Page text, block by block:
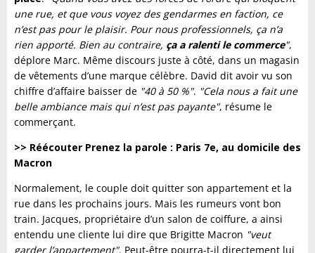
une rue, et que vous voyez des gendarmes en faction, ce
n’est pas pour le plaisir. Pour nous professionnels, ça n’a
rien apporté. Bien au contraire, ça a ralenti le commerce",
déplore Marc. Même discours juste à côté, dans un magasin
de vêtements d’une marque célèbre. David dit avoir vu son
chiffre d’affaire baisser de "40 à 50 %". "Cela nous a fait une
belle ambiance mais qui n’est pas payante", résume le
commerçant.
>> Réécouter Prenez la parole : Paris 7e, au domicile des
Macron
Normalement, le couple doit quitter son appartement et la
rue dans les prochains jours. Mais les rumeurs vont bon
train. Jacques, propriétaire d’un salon de coiffure, a ainsi
entendu une cliente lui dire que Brigitte Macron "veut
garder l’appartement". Peut-être pourra-t-il directement lui